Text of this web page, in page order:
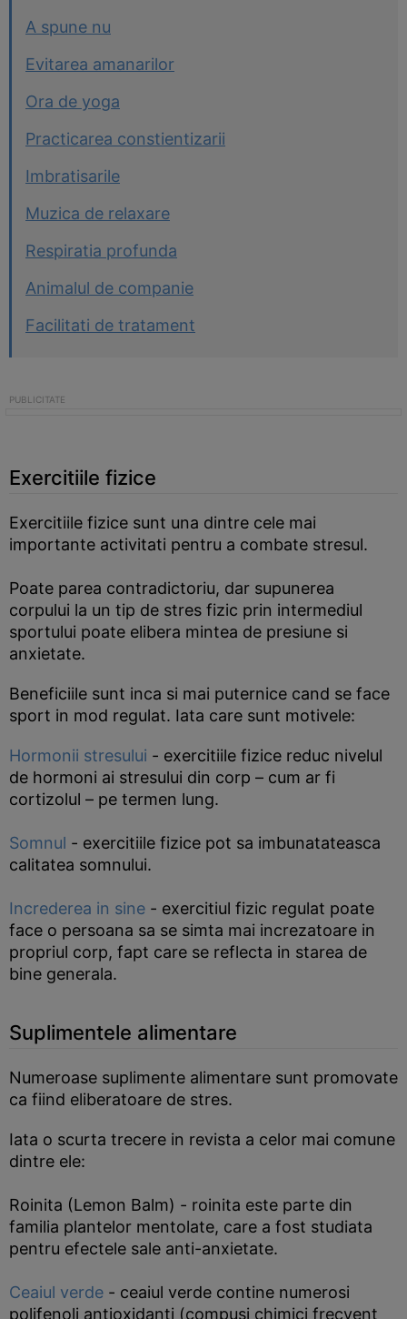
A spune nu
Evitarea amanarilor
Ora de yoga
Practicarea constientizarii
Imbratisarile
Muzica de relaxare
Respiratia profunda
Animalul de companie
Facilitati de tratament
Exercitiile fizice
Exercitiile fizice sunt una dintre cele mai
importante activitati pentru a combate stresul.
Poate parea contradictoriu, dar supunerea
corpului la un tip de stres fizic prin intermediul
sportului poate elibera mintea de presiune si
anxietate.
Beneficiile sunt inca si mai puternice cand se face
sport in mod regulat. Iata care sunt motivele:
Hormonii stresului - exercitiile fizice reduc nivelul
de hormoni ai stresului din corp – cum ar fi
cortizolul – pe termen lung.
Somnul - exercitiile fizice pot sa imbunatateasca
calitatea somnului.
Increderea in sine - exercitiul fizic regulat poate
face o persoana sa se simta mai increzatoare in
propriul corp, fapt care se reflecta in starea de
bine generala.
Suplimentele alimentare
Numeroase suplimente alimentare sunt promovate
ca fiind eliberatoare de stres.
Iata o scurta trecere in revista a celor mai comune
dintre ele:
Roinita (Lemon Balm) - roinita este parte din
familia plantelor mentolate, care a fost studiata
pentru efectele sale anti-anxietate.
Ceaiul verde - ceaiul verde contine numerosi
polifenoli antioxidanti (compusi chimici frecvent